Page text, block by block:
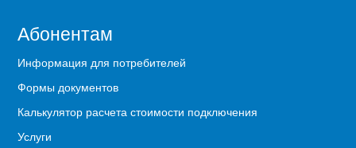
Абонентам
Информация для потребителей
Формы документов
Калькулятор расчета стоимости подключения
Услуги